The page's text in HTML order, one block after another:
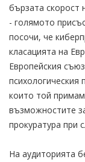
бързата скорост
- голямото
посочи, че
класацията на
Европейския
които той
възможностите
прокуратура при
На аудиторията